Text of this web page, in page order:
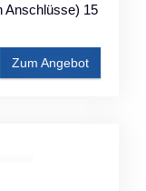
Anschlüsse) 15
Zum Angebot